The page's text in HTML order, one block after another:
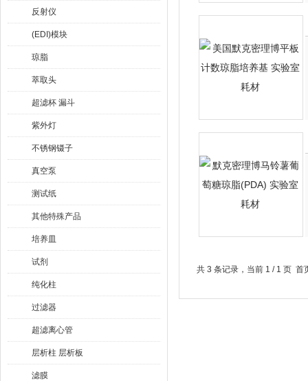
反射仪
(EDI)模块
琼脂
萃取头
超滤杯 漏斗
紫外灯
不锈钢镊子
真空泵
测试纸
其他特殊产品
培养皿
试剂
纯化柱
过滤器
超滤离心管
层析柱 层析板
滤膜
共 3 条记录，当前 1 / 1 页